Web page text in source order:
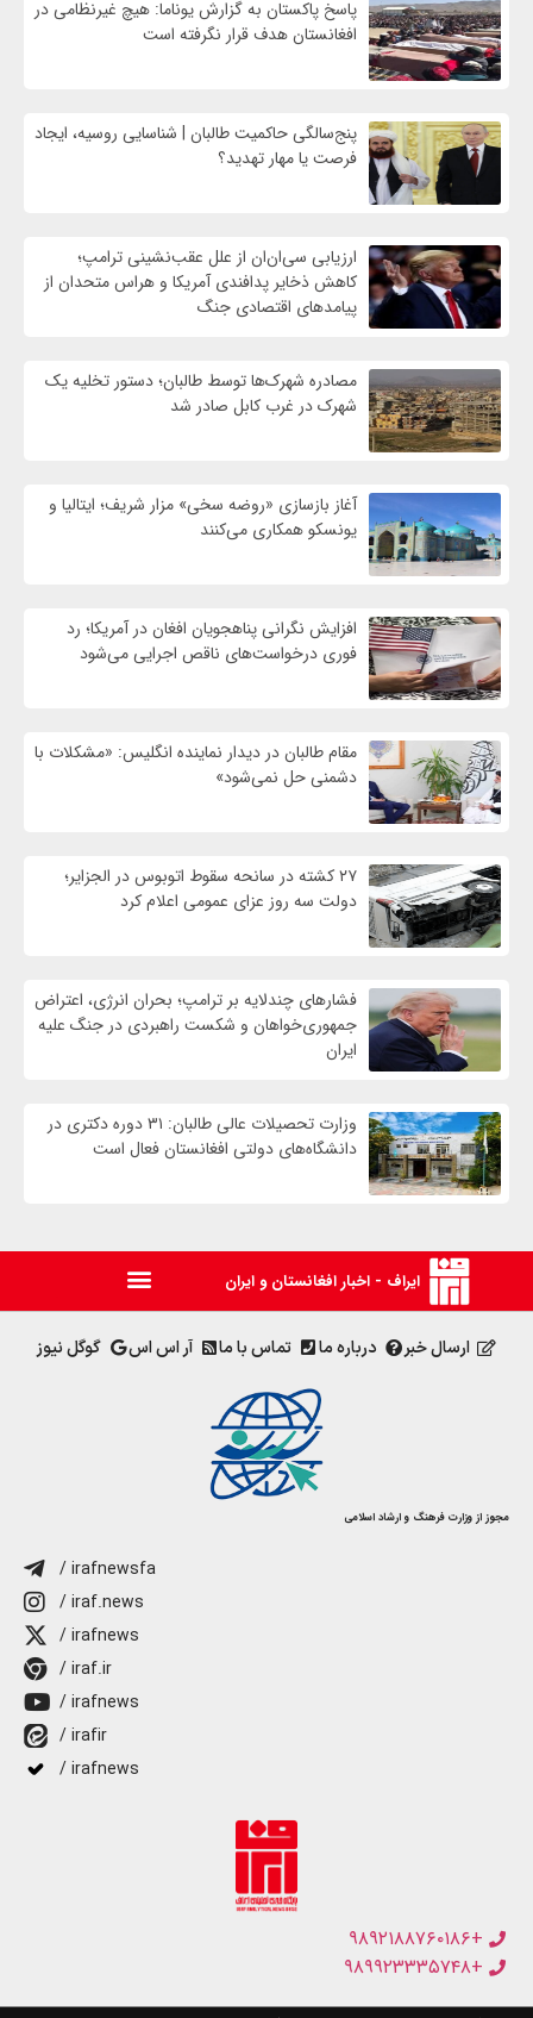
پاسخ پاکستان به گزارش یوناما: هیچ غیرنظامی در
افغانستان هدف قرار نگرفته است
پنج‌سالگی حاکمیت طالبان | شناسایی روسیه، ایجاد
فرصت‌ یا مهار تهدید؟
ارزیابی سی‌ان‌ان از علل عقب‌نشینی ترامپ؛
کاهش ذخایر پدافندی آمریکا و هراس متحدان از
پیامدهای اقتصادی جنگ
مصادره شهرک‌ها توسط طالبان؛ دستور تخلیه یک
شهرک در غرب کابل صادر شد
آغاز بازسازی «روضه سخی» مزار شریف؛ ایتالیا و
یونسکو همکاری می‌کنند
افزایش نگرانی پناهجویان افغان در آمریکا؛ رد
فوری درخواست‌های ناقص اجرایی می‌شود
مقام طالبان در دیدار نماینده انگلیس: «مشکلات با
دشمنی حل نمی‌شود»
۲۷ کشته در سانحه سقوط اتوبوس در الجزایر؛
دولت سه روز عزای عمومی اعلام کرد
فشارهای چندلایه بر ترامپ؛ بحران انرژی، اعتراض
جمهوری‌خواهان و شکست راهبردی در جنگ علیه
ایران
وزارت تحصیلات عالی طالبان: ۳۱ دوره دکتری در
دانشگاه‌های دولتی افغانستان فعال است
ایراف - اخبار افغانستان و ایران
ارسال خبر درباره ما تماس با ما آر اس اس گوگل نیوز
مجوز از وزارت فرهنگ و ارشاد اسلامی
/ irafnewsfa
/ iraf.news
/ irafnews
/ iraf.ir
/ irafnews
/ irafir
/ irafnews
+۹۸۹۲۱۸۸۷۶۰۱۸۶
+۹۸۹۹۲۳۳۳۵۷۴۸